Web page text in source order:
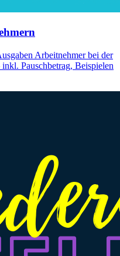
Arbeitnehmer bei der
Pauschbetrag, Beispielen